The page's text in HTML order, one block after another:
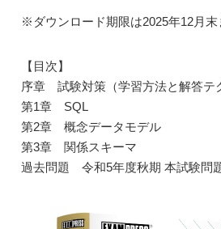
※ダウンロード期限は2025年12月末
【目次】
序章 試験対策（学習方法と解答テ
第1章 SQL
第2章 概念データモデル
第3章 関係スキーマ
過去問題 令和5年度秋期 本試験問